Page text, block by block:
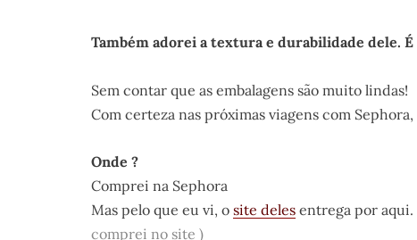
Também adorei a textura e durabilidade dele.
Sem contar que as embalagens são muito lindas!
Com certeza nas próximas viagens com
Onde ?
Comprei na Sephora
Mas pelo que eu vi, o site deles entrega por aqui.
comprei no site )